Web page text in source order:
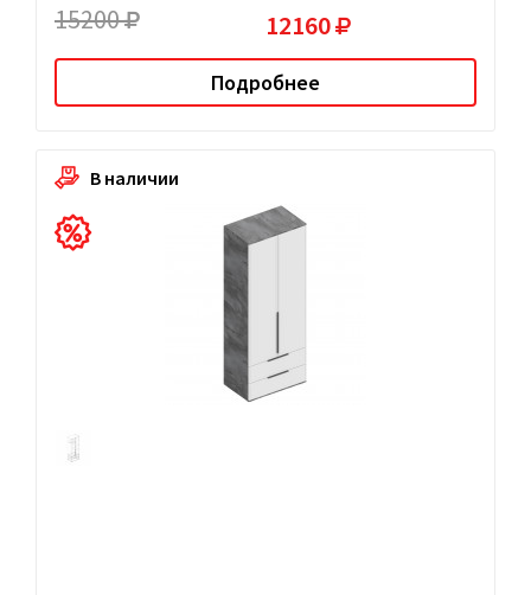
15200 12160
Подробнее
В наличии